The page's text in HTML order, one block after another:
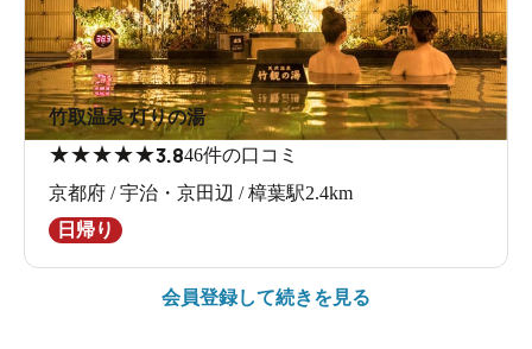
竹取温泉 灯りの湯
★★★★★3.846件の口コミ
京都府 / 宇治・京田辺 / 樟葉駅2.4km
日帰り
会員登録して続きを見る